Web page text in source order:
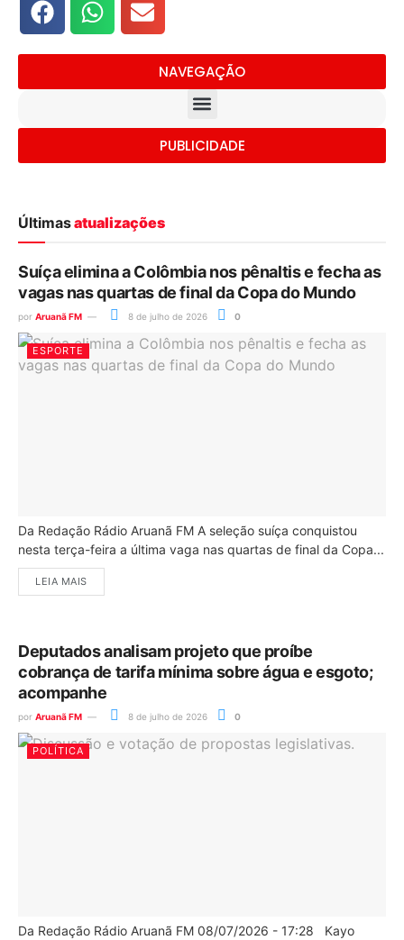
NAVEGAÇÃO
PUBLICIDADE
Últimasatualizações
Suíça elimina a Colômbia nos pênaltis e fecha as
vagas nas quartas de final da Copa do Mundo
por Aruanã FM 8 de julho de 2026 0
ESPORTE
Da Redação Rádio Aruanã FM A seleção suíça conquistou
nesta terça-feira a última vaga nas quartas de final da Copa...
LEIA MAIS
Deputados analisam projeto que proíbe
cobrança de tarifa mínima sobre água e esgoto;
acompanhe
por Aruanã FM 8 de julho de 2026 0
POLÍTICA
Da Redação Rádio Aruanã FM 08/07/2026 - 17:28 Kayo